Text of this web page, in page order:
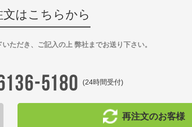
はこちらから
ただき、ご記入の上 弊社までお送り下さい。
(24時間受付)
再注文のお客様